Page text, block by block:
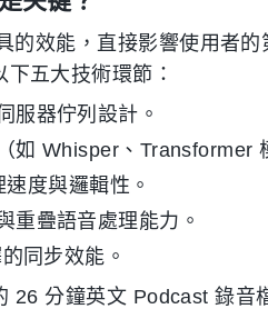
的效能，直接影響使用者
五大技術環節：
服器佇列設計。
如 Whisper、Transformer
度與邏輯性。
重疊語音處理能力。
同步效能。
26 分鐘英文 Podcast 錄音